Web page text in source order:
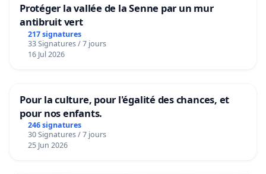
Protéger la vallée de la Senne par un mur
antibruit vert
217 signatures
33 Signatures / 7 jours
16 Jul 2026
Pour la culture, pour l'égalité des chances, et
pour nos enfants.
246 signatures
30 Signatures / 7 jours
25 Jun 2026